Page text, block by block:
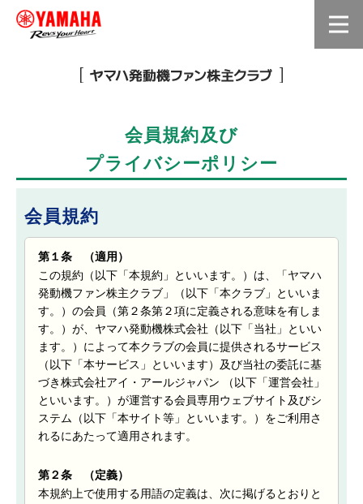
会員規約及び
プライバシーポリシー
会員規約
第１条 （適用）
この規約（以下「本規約」といいます。）は、「ヤマハ
発動機ファン株主クラブ」（以下「本クラブ」といいま
す。）の会員（第２条第２項に定義される意味を有しま
す。）が、ヤマハ発動機株式会社（以下「当社」といい
ます。）によって本クラブの会員に提供されるサービス
（以下「本サービス」といいます）及び当社の委託に基
づき株式会社アイ・アールジャパン （以下「運営会社」
といいます。）が運営する会員専用ウェブサイト及びシ
ステム（以下「本サイト等」といいます。）をご利用さ
れるにあたって適用されます。
第２条 （定義）
本規約上で使用する用語の定義は、次に掲げるとおりと